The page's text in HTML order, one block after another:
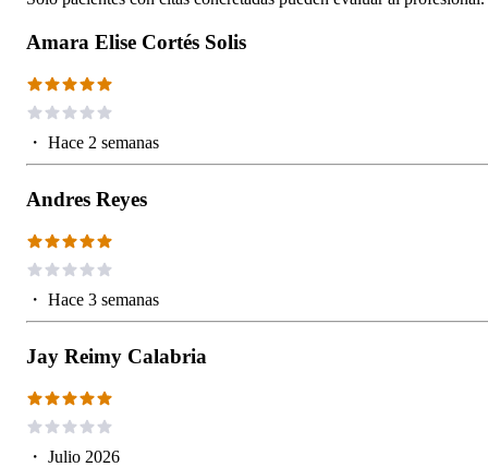
Amara Elise Cortés Solis
・ Hace 2 semanas
Andres Reyes
・ Hace 3 semanas
Jay Reimy Calabria
・ Julio 2026